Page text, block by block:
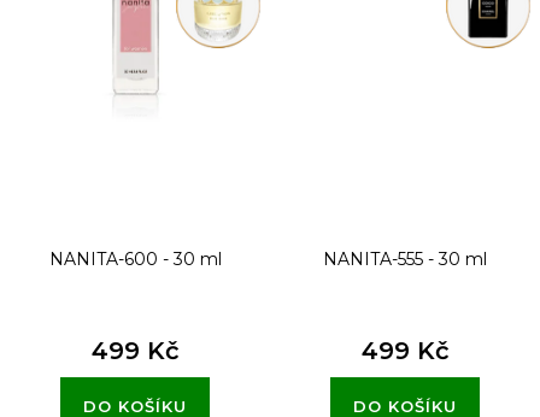
NANITA-600 - 30 ml
499 Kč
DO KOŠÍKU
NANITA-555 - 30 ml
499 Kč
DO KOŠÍKU